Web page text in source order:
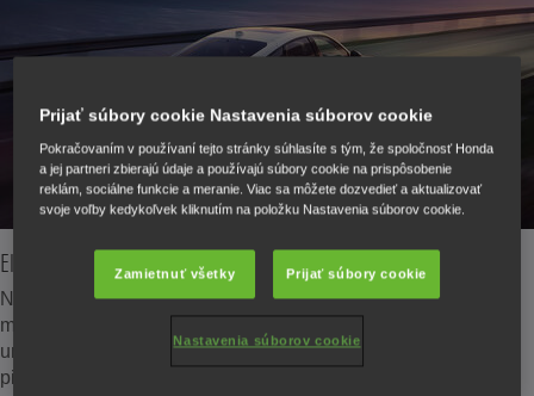
Elegantný a športový
Nízky, športový postoj a elegantný profil rýchlej zadnej časti
modelu Civic vytvárajú na ceste výrazný vzhľad, ktorý
umocňujú prémiové čierne akcenty na výbavách a výber z
piatich elegantných farebných variantov.
Prijať súbory cookie Nastavenia súborov cookie
Pokračovaním v používaní tejto stránky súhlasíte s tým, že spoločnosť Honda
a jej partneri zbierajú údaje a používajú súbory cookie na prispôsobenie
reklám, sociálne funkcie a meranie. Viac sa môžete dozvedieť a aktualizovať
svoje voľby kedykoľvek kliknutím na položku Nastavenia súborov cookie.
Zamietnuť všetky Prijať súbory cookie
Nastavenia súborov cookie